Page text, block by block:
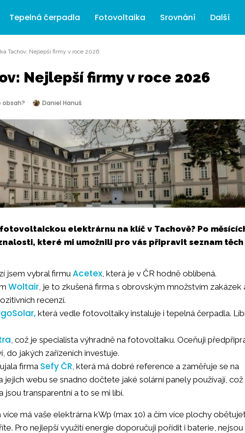
Tepelná čerpadla Fotovoltaika Srovnání Další
Tachov: Nejlepší firmy v roce 2026
Nejlepší firmy v roce 2026
obsah? Daniel Hanuš
elektrárnu na klíč v Tachově? Po
které mi umožnili pro vás připravit seznam
jsem vybral firmu Acetex , která je v ČR hodně oblíbená.
Woltair , je to zkušená firma s obrovským množstvím zakázek
recenzí.
která vedle fotovoltaiky instaluje i tepelná čerpadla.
, což je specialista výhradně na fotovoltaiku. Oceňuji
do jakých zařízeních investuje.
firma Sefy ČR , která má dobré reference a zaměřuje se na
webu se snadno dočtete jaké solární panely používají,
transparentní a to se mi líbí.
více má vaše elektrárna kWp (max 10) a čím více plochy
Pro nejlepší využití energie doporučuji pořídit i baterie, nejsou